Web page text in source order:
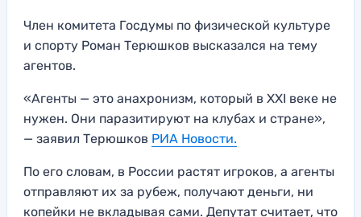
Член комитета Госдумы по физической культуре
и спорту Роман Терюшков высказался на тему
агентов.
«Агенты — это анахронизм, который в XXI веке не
нужен. Они паразитируют на клубах и стране»,
— заявил Терюшков РИА Новости.
По его словам, в России растят игроков, а агенты
отправляют их за рубеж, получают деньги, ни
копейки не вкладывая сами. Депутат считает, что